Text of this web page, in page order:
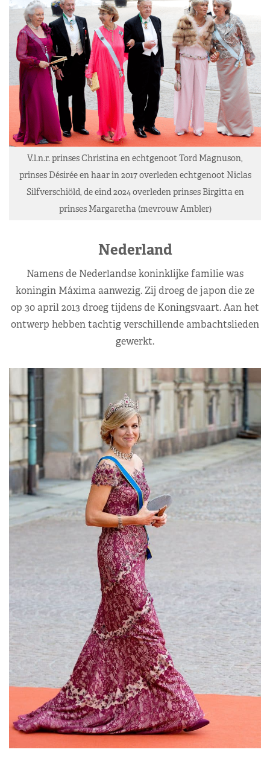
V.l.n.r. prinses Christina en echtgenoot Tord Magnuson,
prinses Désirée en haar in 2017 overleden echtgenoot Niclas
Silfverschiöld, de eind 2024 overleden prinses Birgitta en
prinses Margaretha (mevrouw Ambler)
Nederland
Namens de Nederlandse koninklijke familie was
koningin Máxima aanwezig. Zij droeg de japon die ze
op 30 april 2013 droeg tijdens de Koningsvaart. Aan het
ontwerp hebben tachtig verschillende ambachtslieden
gewerkt.